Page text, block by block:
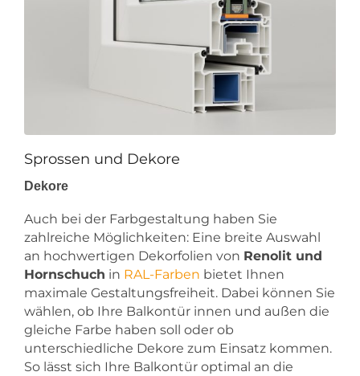
Sprossen und Dekore
Dekore
Auch bei der Farbgestaltung haben Sie
zahlreiche Möglichkeiten: Eine breite Auswahl
an hochwertigen Dekorfolien von Renolit und
Hornschuch in RAL-Farben bietet Ihnen
maximale Gestaltungsfreiheit. Dabei können Sie
wählen, ob Ihre Balkontür innen und außen die
gleiche Farbe haben soll oder ob
unterschiedliche Dekore zum Einsatz kommen.
So lässt sich Ihre Balkontür optimal an die